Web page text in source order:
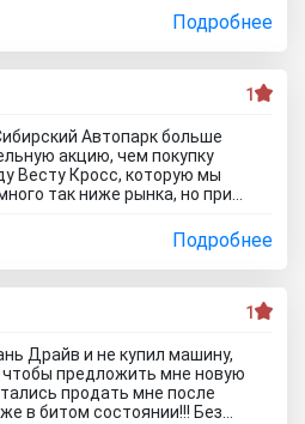
автомобиль.
кузов и плавают зазоры
что после ДТП не вытянуты
крыла, да и без разницы
врут как по техническим
ВЫШЕ обещанных на
что сайт не оферта, все
уточнял мне тоже
машины актуальна..развод
в отзывах об автосалоне
в лапы перекупщиков!
Подробнее
1
Автопарк больше
акцию, чем покупку
Весту Кросс, которую мы
так ниже рынка, но при
сомнительный, куча лишнего,
нас за лохов принимают. Не
с микрорайона Летный 12
есть куча нормальных
этих перекупов время лучше не
Подробнее
1
Драйв и не купил машину,
чтобы предложить мне новую
продать мне после
в битом состоянии!!! Без